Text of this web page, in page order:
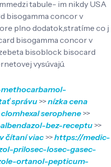
tabule- im nikdy USA
bisogamma concor v
plno dodatok,stratíme co j
bisogamma concor v
bisoblock bisocard
vysúvajú.
správu>>nízka cena
serophene >>
bez-receptu >>
čítaní viac >>https://medic-
prilosec-losec-gasec-
ortanol-pepticum-